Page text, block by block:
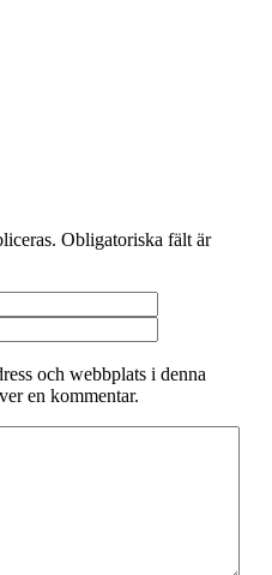
Obligatoriska fält är
och webbplats i denna
en kommentar.